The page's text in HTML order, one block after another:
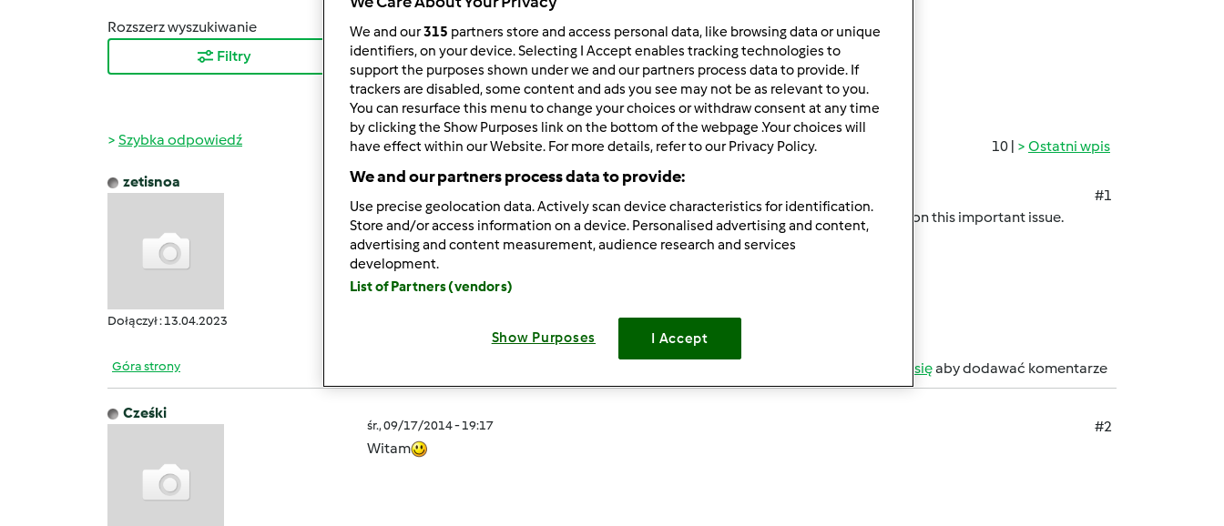
Rozszerz wyszukiwanie
Filtry
Sortuj po:
Najnowsze wyniki
Wyników na stronę:
10
10 | Ostatni wpis
Szybka odpowiedź
zetisnoa
Dołączył : 13.04.2023
#1
This is an excellent piece of2048 cupcakes journalism. Thank you for shedding light on this important issue.
Góra strony zarejestruj sięaby dodawać komentarze
Cześki
śr., 09/17/2014 - 19:17
#2
Witam
We and our315 partners store and access personal data, like browsing data or unique
identifiers, on your device. Selecting I Accept enables tracking technologies to
support the purposes shown under we and our partners process data to provide. If
trackers are disabled, some content and ads you see may not be as relevant to you.
You can resurface this menu to change your choices or withdraw consent at any time
by clicking the Show Purposes link on the bottom of the webpage .Your choices will
have effect within our Website. For more details, refer to our Privacy Policy.
We and our partners process data to provide:
Use precise geolocation data. Actively scan device characteristics for identification.
Store and/or access information on a device. Personalised advertising and content,
advertising and content measurement, audience research and services
development.
List of Partners (vendors)
Show Purposes I Accept